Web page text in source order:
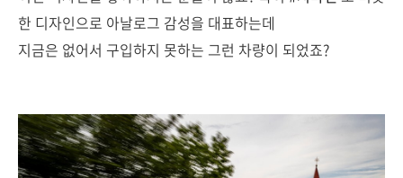
한 디자인으로 아날로그 감성을 대표하는데
지금은 없어서 구입하지 못하는 그런 차량이 되었죠?